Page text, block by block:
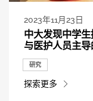
2023年11月23日
中大发现中学
与医护人员主
研究
探索更多